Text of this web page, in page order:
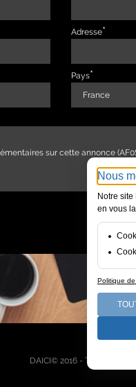
Adresse
Pays
DAICI© 2016 - Tous droits
Nous
Notre
en vous
Politique